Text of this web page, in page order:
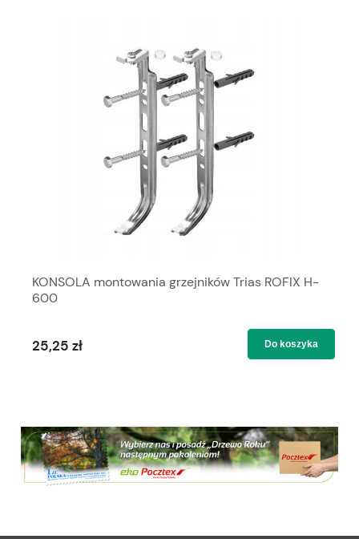
KONSOLA montowania grzejników Trias ROFIX H-
600
25,25 zł Do koszyka